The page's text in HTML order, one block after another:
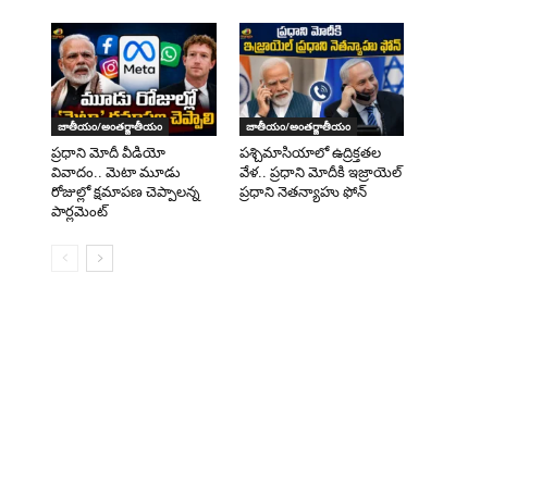
జాతీయం/అంతర్జాతీయం
ప్రధాని మోదీ వీడియో
వివాదం.. మెటా మూడు
రోజుల్లో క్షమాపణ చెప్పాలన్న
పార్లమెంట్
జాతీయం/అంతర్జాతీయం
పశ్చిమాసియాలో ఉద్రిక్తతల
వేళ.. ప్రధాని మోదీకి ఇజ్రాయెల్
ప్రధాని నెతన్యాహు ఫోన్